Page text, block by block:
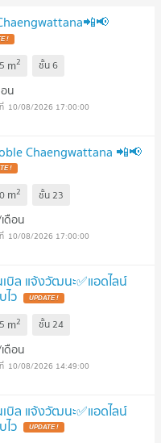
!
m2 ชั้น6
น
10/08/2026 17:00:00
Chaengwattana 📲📢
!
m2 ชั้น23
ดือน
10/08/2026 17:00:00
บิล แจ้งวัฒนะ✅แอดไลน์
ว UPDATE !
m2 ชั้น24
ดือน
10/08/2026 14:49:00
บิล แจ้งวัฒนะ✅แอดไลน์
ว UPDATE !